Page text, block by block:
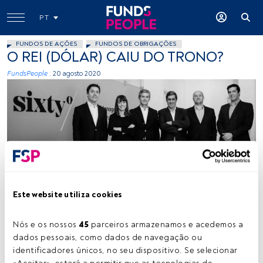
Este website utiliza cookies
Nós e os nossos 45 parceiros armazenamos e acedemos a
dados pessoais, como dados de navegação ou
identificadores únicos, no seu dispositivo. Se selecionar
PT
FUNDOS DE AÇÕES FUNDOS DE OBRIGAÇÕES
O REI (DÓLAR) CAIU DO TRONO?
FundsPeople . 20 agosto 2020
Tempo de leitura: 7 min.
Ao longo dos últimos 3 meses, mas com especial ênfase